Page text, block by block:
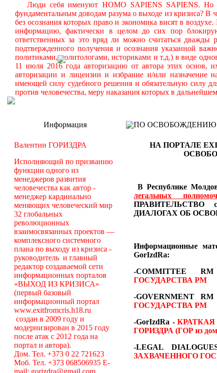
Люди себя именуют HOMO SAPIENS SAPIENS. Но
фундаментальным доводам разума о выходе из кризиса? В
без осознания которых право и экономика висят в
информацию, фактически в целом до сих пор
ответственных за это вряд ли можно считаться
подтвержденного получения и осознания указанной
политиками, политологами, историками и т.д.) в виде
11 июля 2016 года авторизацию от автора этих основ,
авторизации и лицензии и избрание и/или назначение
имеющей силу судебного решения и обязательную силу
против человечества, меру наказания которых в
Информация
Валентин ГОРИЗДРА
Исполняющий по призванию
функции одного из
менеджеров развития
человечества как автор -
менеджер кардинально
меняющих человеческий мир
32 глобальных
революционных
взаимосвязанных проектов —
комплексного системного
плана по выходу из кризиса -
руководитель и главный
редактор создаваемой сети
информационных порталов
«ВЫХОД ИЗ КРИЗИСА»
(первый базовый
информационный портал
www.exitfromcris.h18.ru
создан в 2009 году и
модернизирован в 2015 году
после атак с 2012 года на
портал и автора).
Дом. Тел. +373 0 22 721623
Моб. Тел. +373 068506935 E-
mail: gorizdra@gmail.com
ПО ОСВОБОЖДЕНИЮ
НА ПОРТАЛЕ
В Республике
легальных
ПРАВИТЕЛЬСТВО
ДИАЛОГАХ ОБ
Информационные
GorIzdRa:
-COMMITTEE RM
ГОСУДАРСТВА РМ
-GOVERNMENT
ГОСУДАРСТВА РМ
-GorIzdRa -
ГОРИЗДРА (ГОР из
-LEGAL
ЗАХВАЧЕННОГО